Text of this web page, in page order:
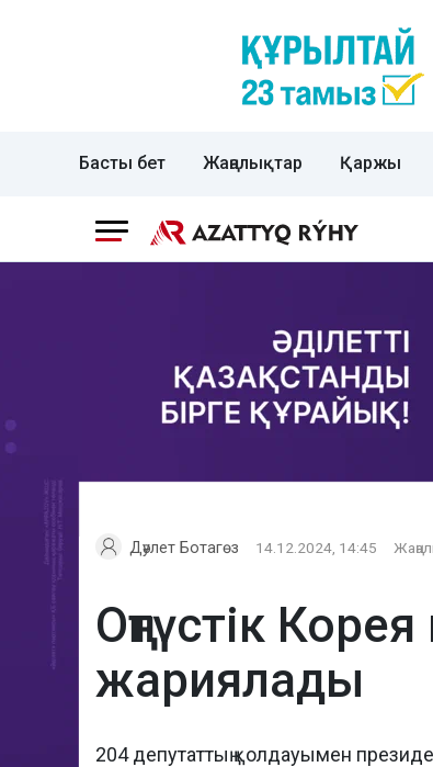
Басты бет Жаңалықтар Қаржы
Дәулет Ботагөз 14.12.2024, 14:45
Оңтүстік
жариялады
204 депутаттың қолдауымен